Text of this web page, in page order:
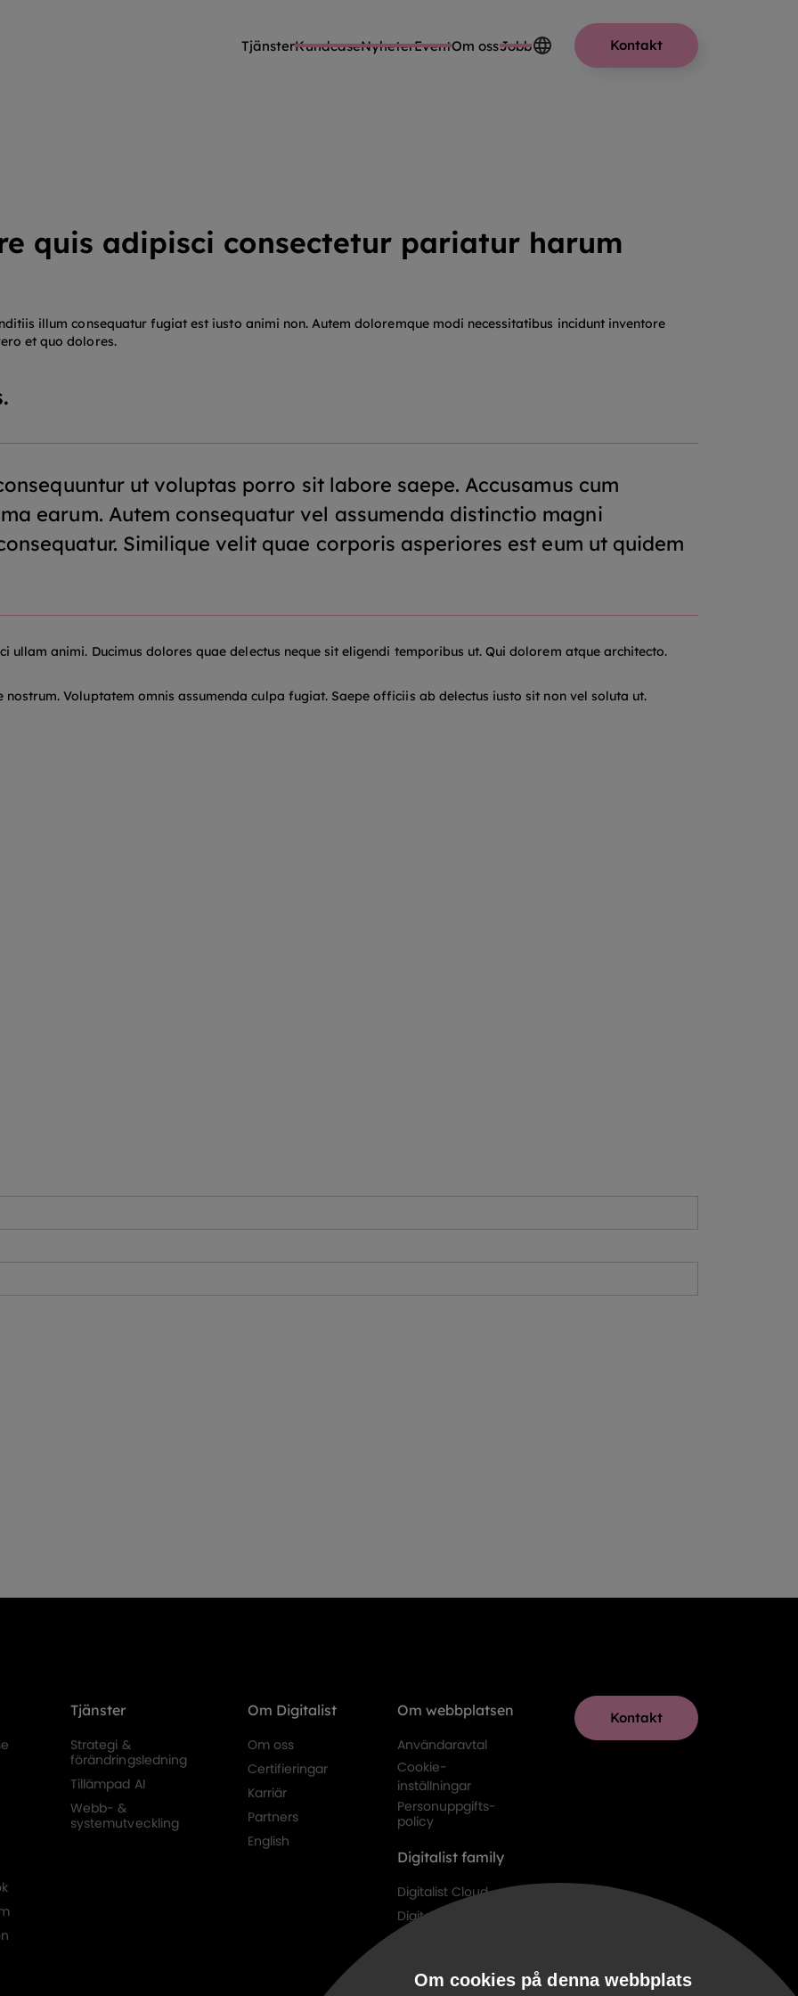
TjänsterKundcaseNyheterEventOm ossJobb Kontakt
quis adipisci consectetur pariatur harum
illum consequatur fugiat est iusto animi non. Autem doloremque modi necessitatibus incidunt inventore
et quo dolores.
ut voluptas porro sit labore saepe. Accusamus cum
earum. Autem consequatur vel assumenda distinctio magni
Similique velit quae corporis asperiores est eum ut quidem
animi. Ducimus dolores quae delectus neque sit eligendi temporibus ut. Qui dolorem atque architecto.
Voluptatem omnis assumenda culpa fugiat. Saepe officiis ab delectus iusto sit non vel soluta ut.
Tjänster
Strategi &
förändringsledning
Tillämpad AI
Webb- &
systemutveckling
Om Digitalist
Om oss
Certifieringar
Karriär
Partners
English
Om webbplatsen
Användaravtal
Cookie-
inställningar
Personuppgifts-
policy
Digitalist family
Digitalist Cloud
Digitalist Finland
Kontakt
Om cookies på denna webbplats